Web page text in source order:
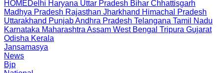
HOMEDelhi Haryana Uttar Pradesh Bihar Chhattisgarh
Madhya Pradesh Rajasthan Jharkhand Himachal Pradesh
Uttarakhand PunjabAndhra Pradesh Telangana Tamil Nadu
Karnataka Maharashtra Assam West Bengal Tripura Gujarat
Odisha Kerala
Jansamasya
News
Bjp